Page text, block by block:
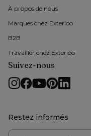
À propos de nous
Marques chez Exterioo
B2B
Travailler chez Exterioo
Suivez-nous
Restez informés